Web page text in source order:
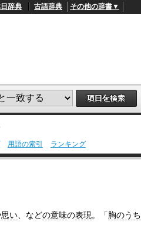
辞典 古語辞典 その他の辞書▼
/
L
4
用語の索引 ランキング
思い、などの意味の表現 。「胸のうち